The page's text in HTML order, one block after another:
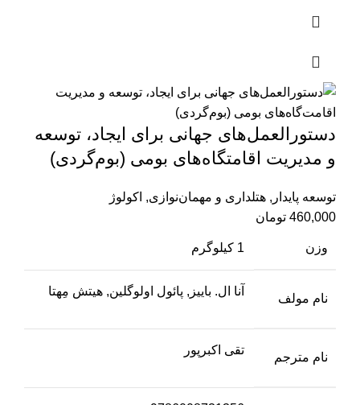
دستور‌العمل‌‌های جهانی برای ایجاد، توسعه
و مدیریت اقامتگاه‌های بومی (بوم‌گردی)
توسعه پایدار , هتلداری و مهمان‌نوازی, اکولوژ
460,000 تومان
وزن 1 کیلوگرم
نام مولف
آنا ال. باییز, پائول اولوگلین, هیتش مِهتا
نام مترجم
تقی اکبرپور